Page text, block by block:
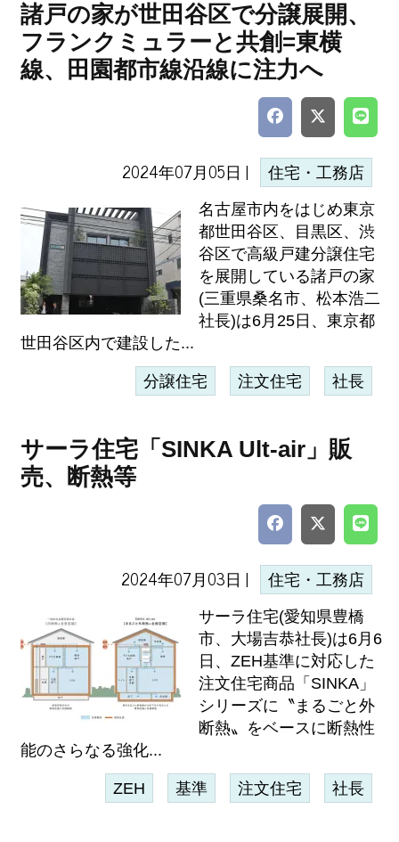
諸戸の家が世田谷区で分譲展開、
フランクミュラーと共創=東横
線、田園都市線沿線に注力へ
2024年07月05日 | 住宅・工務店
名古屋市内をはじめ東京
都世田谷区、目黒区、渋
谷区で高級戸建分譲住宅
を展開している諸戸の家
(三重県桑名市、松本浩二
社長)は6月25日、東京都
世田谷区内で建設した...
分譲住宅 注文住宅 社長
サーラ住宅「SINKA Ult-air」販
売、断熱等
2024年07月03日 | 住宅・工務店
サーラ住宅(愛知県豊橋
市、大場吉恭社長)は6月6
日、ZEH基準に対応した
注文住宅商品「SINKA」
シリーズに〝まるごと外
断熱〟をベースに断熱性
能のさらなる強化...
ZEH 基準 注文住宅 社長